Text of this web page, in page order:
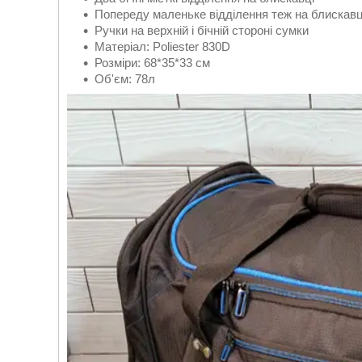
Попереду маленьке відділення теж на
Ручки на верхній і бічній стороні сумки
Матеріал: Poliester 830D
Розміри: 68*35*33 см
Об'єм: 78л